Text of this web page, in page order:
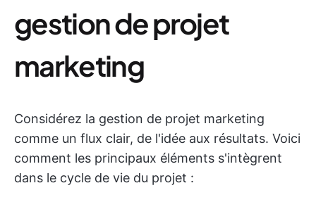
gestion de projet
marketing
Considérez la gestion de projet marketing
comme un flux clair, de l'idée aux résultats. Voici
comment les principaux éléments s'intègrent
dans le cycle de vie du projet :